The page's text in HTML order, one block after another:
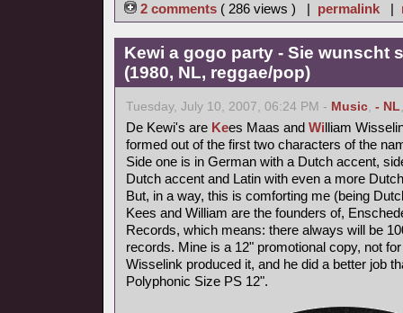
2 comments ( 286 views ) | permalink |
Kewi a gogo party - Sie wunscht
(1980, NL, reggae/pop)
Tuesday, July 10, 2007, 06:24 PM - Music, - NL
De Kewi's are Kees Maas and William
formed out of the first two characters of the
Side one is in German with a Dutch accent,
Dutch accent and Latin with even a more
But, in a way, this is comforting me (being
Kees and William are the founders of,
Records, which means: there always will be
records. Mine is a 12" promotional copy, not
Wisselink produced it, and he did a better job
Polyphonic Size PS 12".